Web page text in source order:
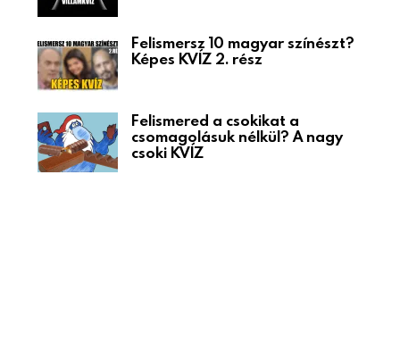
Felismersz 10 magyar színészt?
Képes KVÍZ 2. rész
Felismered a csokikat a
csomagolásuk nélkül? A nagy
csoki KVÍZ